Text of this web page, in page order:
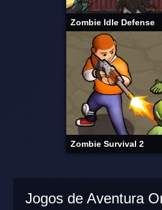
Zombie Idle Defense
Zombie Survival 2
Jogos de Aventura